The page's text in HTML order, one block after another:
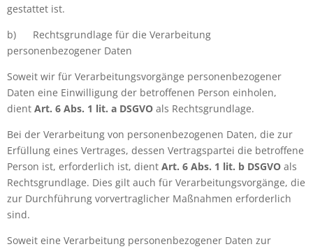
gestattet ist.
b) Rechtsgrundlage für die Verarbeitung
personenbezogener Daten
Soweit wir für Verarbeitungsvorgänge personenbezogener
Daten eine Einwilligung der betroffenen Person einholen,
dient Art. 6 Abs. 1 lit. a DSGVO als Rechtsgrundlage.
Bei der Verarbeitung von personenbezogenen Daten, die zur
Erfüllung eines Vertrages, dessen Vertragspartei die betroffene
Person ist, erforderlich ist, dient Art. 6 Abs. 1 lit. b DSGVO als
Rechtsgrundlage. Dies gilt auch für Verarbeitungsvorgänge, die
zur Durchführung vorvertraglicher Maßnahmen erforderlich
sind.
Soweit eine Verarbeitung personenbezogener Daten zur